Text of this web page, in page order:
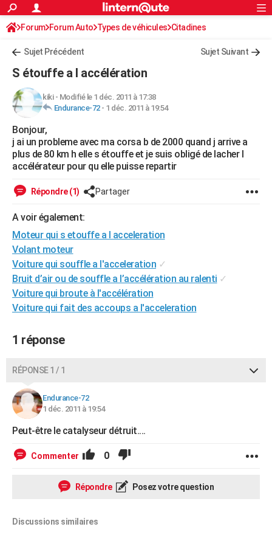
ACTUALITÉS
Politique
Société
Faits Divers
Education
Monde
Villes
+
FINANCE
Retraite
Impôts
Epargne
Immobilier
Risques naturels par ville
Banque
Assurance
Crédit
AUTO
Essais
Réserver un essai
Citadines
Berlines
SUV
Forum auto
+HIGH-TECH
Mobiles
Meilleur smartphone
Internet
Ordinateurs
Jeux vidéo
Guide high-tech
+BRICOLAGE
Forum
Aménagement intérieur
Extérieur
Cuisine
Salle de bains
Jardinage
Rangement
WEEK-END
LIFESTYLE
Art de vivre
Bien-être
Loisirs
Mode
Modes de vie
SANTE
Alimentation
Guide de la santé
Maladies
Médicaments
Sommeil
VOYAGE
Destinations
City break
Voyage nature
Voyage de noces
Forum
Climat
+PHOTO
GUIDES D'ACHAT
BONS PLANS
Dictionnaire
Biographies
Citations
Expressions
Proverbes
PROGRAMME TV
COPAINS D'AVANT
S'inscrire
Se connecter
Lycées
Collèges
Primaires
Universités
Entreprises
Service militaire
Avis de recherche
AVIS DE DÉCÈS
S'inscrire
Connexion
Forum Forum Auto Types de véhicules Citadines
Sujet Précédent Sujet Suivant
S étouffe a l accélération
kiki- Modifié le 1 déc. 2011 à 17:38
Endurance-72- 1 déc. 2011 à 19:54
Bonjour,
j ai un probleme avec ma corsa b de 2000 quand j arrive a
plus de 80 km h elle s étouffe et je suis obligé de lacher l
accélérateur pour qu elle puisse repartir
Répondre (1) Partager
A voir également:
Moteur qui s etouffe a l acceleration
Volant moteur
Voiture qui souffle a l'acceleration ✓
Bruit d’air ou de souffle a l’accélération au ralenti ✓
Voiture qui broute à l'accélération
Voiture qui fait des accoups a l'acceleration
1 réponse
RÉPONSE 1 / 1
Endurance-72
1 déc. 2011 à 19:54
Peut-être le catalyseur détruit....
Commenter 0
Répondre Posez votre question
Discussions similaires